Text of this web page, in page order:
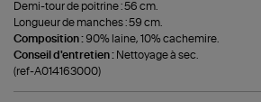
Demi-tour de poitrine : 56 cm.
Longueur de manches : 59 cm.
Composition : 90% laine, 10% cachemire.
Conseil d'entretien : Nettoyage à sec.
(ref-A014163000)